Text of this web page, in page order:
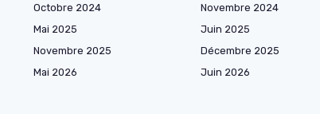
Octobre 2024 Novembre 2024
Mai 2025 Juin 2025
Novembre 2025 Décembre 2025
Mai 2026 Juin 2026